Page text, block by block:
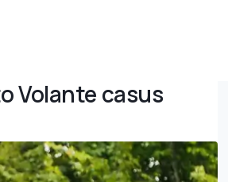
Volante casus